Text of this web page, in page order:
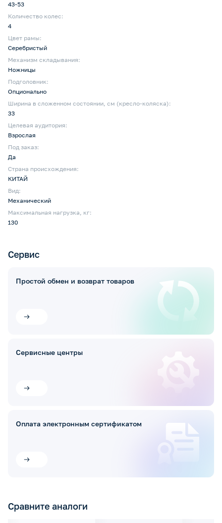
43-53
Количество колес:
4
Цвет рамы:
Серебристый
Механизм складывания:
Ножницы
Подголовник:
Опционально
Ширина в сложенном состоянии, см (кресло-коляска):
33
Целевая аудитория:
Взрослая
Под заказ:
Да
Страна происхождения:
КИТАЙ
Вид:
Механический
Максимальная нагрузка, кг:
130
Сервис
Простой обмен и возврат товаров
Сервисные центры
Оплата электронным сертификатом
Сравните аналоги